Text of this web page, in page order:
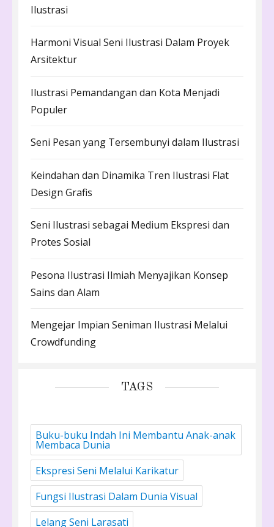
Ilustrasi
Harmoni Visual Seni Ilustrasi Dalam Proyek
Arsitektur
Ilustrasi Pemandangan dan Kota Menjadi
Populer
Seni Pesan yang Tersembunyi dalam Ilustrasi
Keindahan dan Dinamika Tren Ilustrasi Flat
Design Grafis
Seni Ilustrasi sebagai Medium Ekspresi dan
Protes Sosial
Pesona Ilustrasi Ilmiah Menyajikan Konsep
Sains dan Alam
Mengejar Impian Seniman Ilustrasi Melalui
Crowdfunding
TAGS
Buku-buku Indah Ini Membantu Anak-anak
Membaca Dunia
Ekspresi Seni Melalui Karikatur
Fungsi Ilustrasi Dalam Dunia Visual
Lelang Seni Larasati